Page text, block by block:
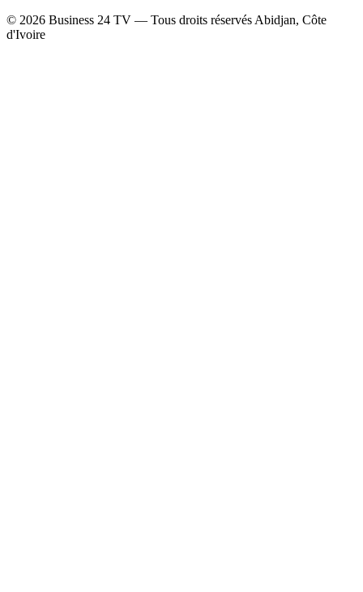
© 2026 Business 24 TV — Tous droits réservés Abidjan, Côte
d'Ivoire